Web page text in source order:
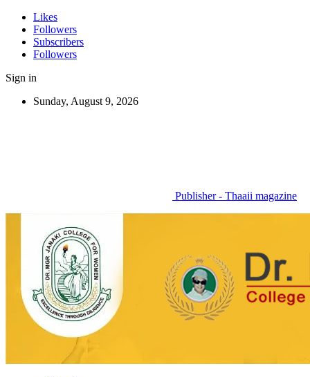
Likes
Followers
Subscribers
Followers
Sign in
Sunday, August 9, 2026
Publisher - Thaaii magazine